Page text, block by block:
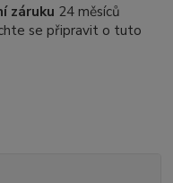
záruku 24 měsíců
se připravit o tuto